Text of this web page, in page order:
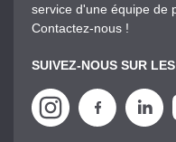
service d'une équipe de
Contactez-nous !
SUIVEZ-NOUS SUR